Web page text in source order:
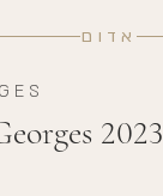
אדום
2023